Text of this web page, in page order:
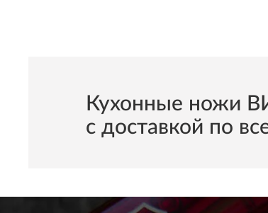
Кухонные ножи
с доставкой по